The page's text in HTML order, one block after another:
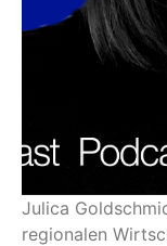
Julica
regionalen